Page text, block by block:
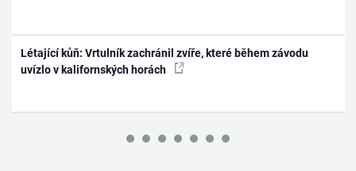
Létající kůň: Vrtulník zachránil zvíře, které během závodu
uvízlo v kalifornských horách